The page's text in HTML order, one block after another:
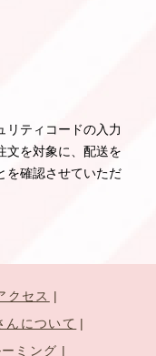
リティコードの入力
文を対象に、配送を
を確認させていただ
クセス
んについて
ミング